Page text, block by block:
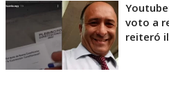
voto a
reiteró